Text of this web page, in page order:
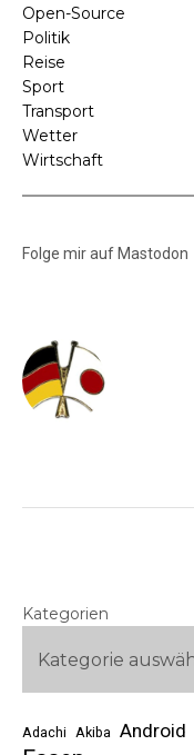
Open-Source
Politik
Reise
Sport
Transport
Wetter
Wirtschaft
Folge mir auf Mastodon
Kategorien
Adachi Akiba Android